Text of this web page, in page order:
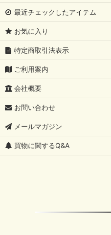
最近チェックしたアイテム
お気に入り
特定商取引法表示
ご利用案内
会社概要
お問い合わせ
メールマガジン
買物に関するQ&A